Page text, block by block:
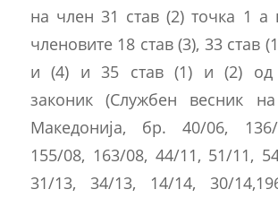
на член 31 став (2) точка 1 а
членовите 18 став (3), 33 став
и (4) и 35 став (1) и (2) од
законик (Службен весник
Македонија, бр. 40/06,
155/08, 163/08, 44/11, 51/11,
31/13, 34/13, 14/14, 30/